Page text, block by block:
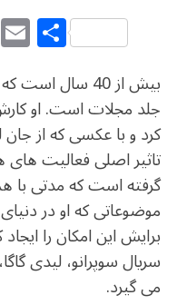
W
h
s
A
p
p
E
m
ai
l
S
h
ar
e
جلد مجلات است. او
کرد و با عکسی که از
تاثیر اصلی فعالیت
گرفته است که مدتی با
موضوعاتی که او در
برایش این امکان را
سریال سوپرانو، لیدی
می گیرد.